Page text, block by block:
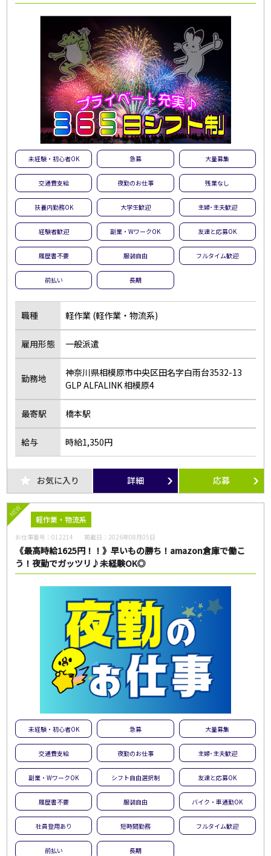
未経験・初心者OK 急募 大量募集
交通費支給 夜勤のお仕事 残業なし
扶養内勤務OK 大学生歓迎 主婦･主夫歓迎
経験者歓迎 副業・WワークOK 友達と応募OK
履歴書不要 服装自由 フルタイム歓迎
前払い 長期
職種 軽作業 (軽作業・物流系)
雇用形態 一般派遣
勤務地
神奈川県相模原市中央区田名字白雨台3532-13
GLP ALFALINK 相模原4
最寄駅 橋本駅
給与 時給1,350円
お気に入り 詳細 応募
NEW
軽作業・物流系
お仕事番号：012214 掲載日： 2026年08月05日
《最高時給1625円！！》早いもの勝ち！amazon倉庫で働こ
う！夜勤でガッツリ♪未経験OK◎
未経験・初心者OK 急募 大量募集
交通費支給 夜勤のお仕事 主婦･主夫歓迎
副業・WワークOK シフト自由選択制 友達と応募OK
履歴書不要 服装自由 バイク・車通勤OK
社員登用あり 短時間勤務 フルタイム歓迎
前払い 長期